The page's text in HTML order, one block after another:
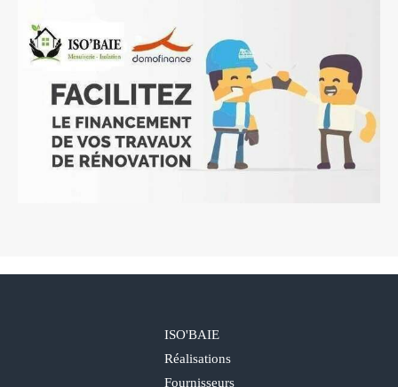
ISO'BAIE
Réalisations
Fournisseurs